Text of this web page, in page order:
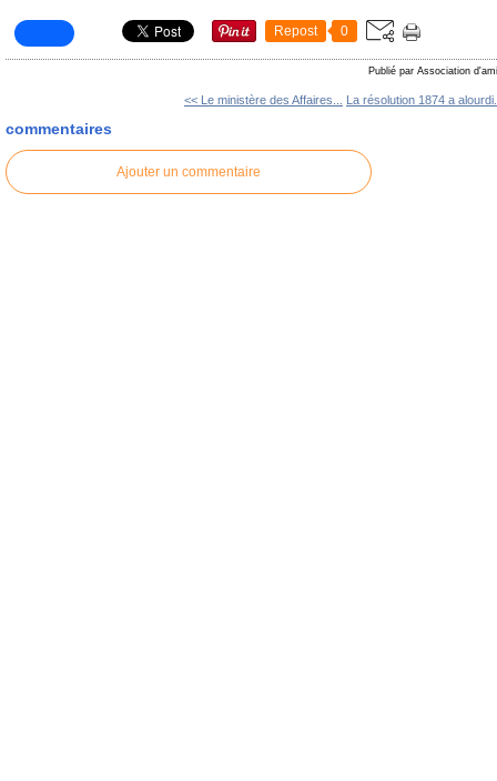
Repost 0
Publié par Association
<< Le ministère des Affaires... La résolution 1874 a
commentaires
Ajouter un commentaire